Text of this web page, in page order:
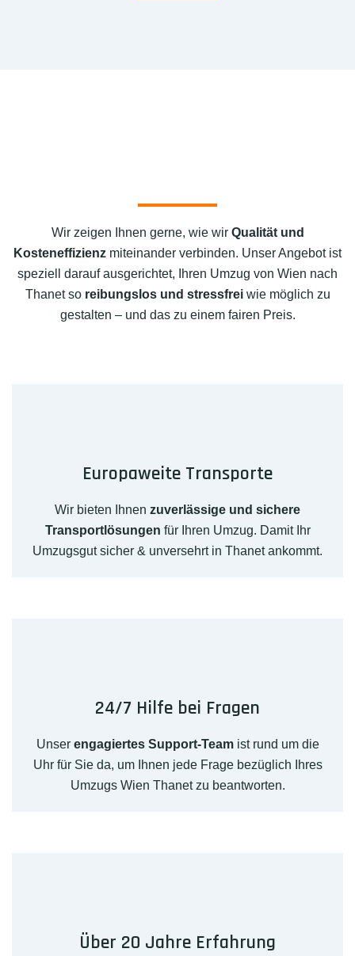
Wir zeigen Ihnen gerne, wie wir Qualität und
Kosteneffizienz miteinander verbinden. Unser Angebot ist
speziell darauf ausgerichtet, Ihren Umzug von Wien nach
Thanet so reibungslos und stressfreiwie möglich zu
gestalten – und das zu einem fairen Preis.
Europaweite Transporte
Wir bieten Ihnen zuverlässige und sichere
Transportlösungen für Ihren Umzug. Damit Ihr
Umzugsgut sicher & unversehrt in Thanet ankommt.
24/7 Hilfe bei Fragen
Unser engagiertes Support-Teamist rund um die
Uhr für Sie da, um Ihnen jede Frage bezüglich Ihres
Umzugs Wien Thanet zu beantworten.
Über 20 Jahre Erfahrung